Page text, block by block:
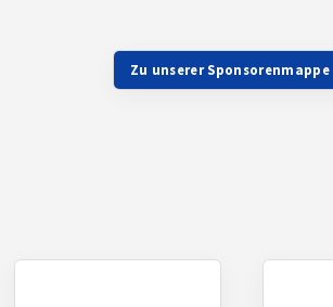
Zu unserer Sponsorenmappe